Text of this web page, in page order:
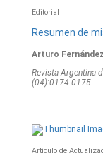
Editorial
Resumen de
Arturo
Revista Argentina
(04):0174-0175
Artículo de